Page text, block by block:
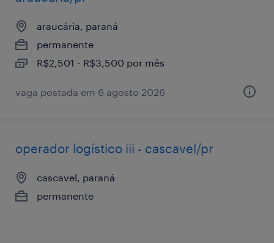
araucária, paraná
permanente
R$2,501 - R$3,500 por mês
vaga postada em 6 agosto 2026
operador logístico iii - cascavel/pr
cascavel, paraná
permanente